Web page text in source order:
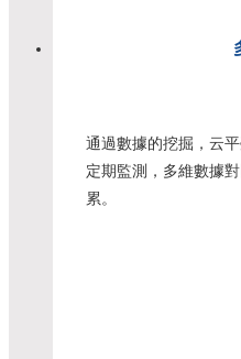
通過數據的挖掘，云
定期監測，多維數據
累。